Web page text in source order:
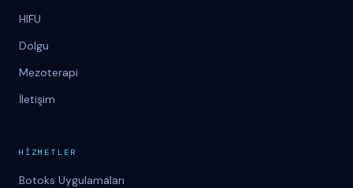
HIFU
Dolgu
Mezoterapi
İletişim
H İ ZMETLER
Botoks Uygulamaları